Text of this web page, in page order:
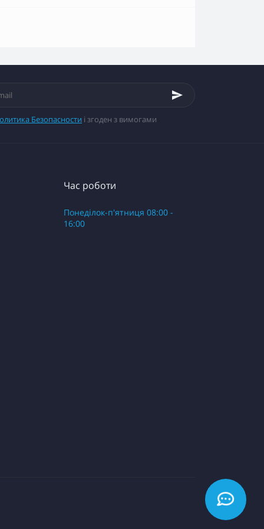
Безопасности і згоден з вимогами
Час роботи
Понеділок-п'ятниця 08:00 -
16:00